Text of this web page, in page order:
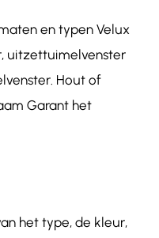
en typen Velux
uitzettuimelvenster
Hout of
Garant het
het type, de kleur,